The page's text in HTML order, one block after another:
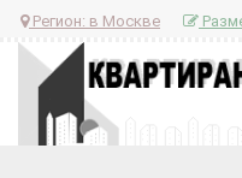
Регион: в Москве